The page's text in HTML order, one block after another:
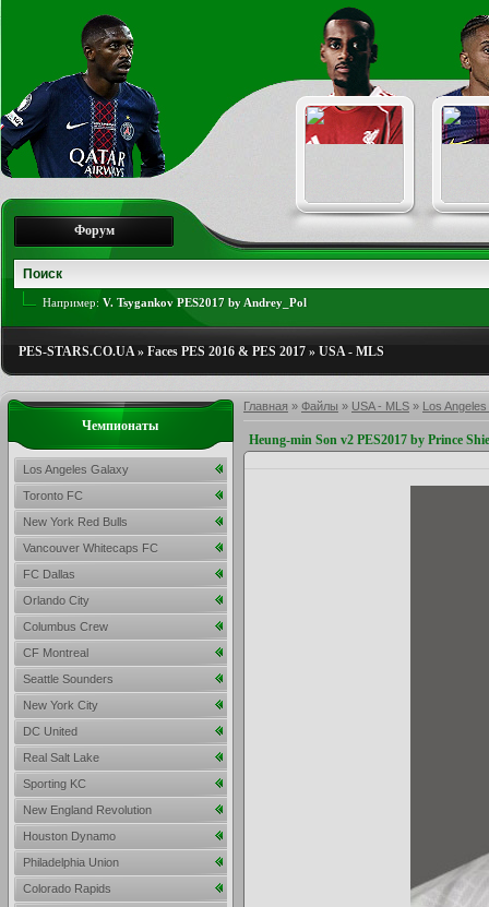
Форум
Например: V. Tsygankov PES2017 by Andrey_Pol
PES-STARS.CO.UA» Faces PES 2016 & PES 2017 » USA - MLS
Главная » Файлы » USA - MLS » Los
Heung-min Son v2 PES2017 by Prince
Чемпионаты
Los Angeles Galaxy
Toronto FC
New York Red Bulls
Vancouver Whitecaps FC
FC Dallas
Orlando City
Columbus Crew
CF Montreal
Seattle Sounders
New York City
DC United
Real Salt Lake
Sporting KC
New England Revolution
Houston Dynamo
Philadelphia Union
Colorado Rapids